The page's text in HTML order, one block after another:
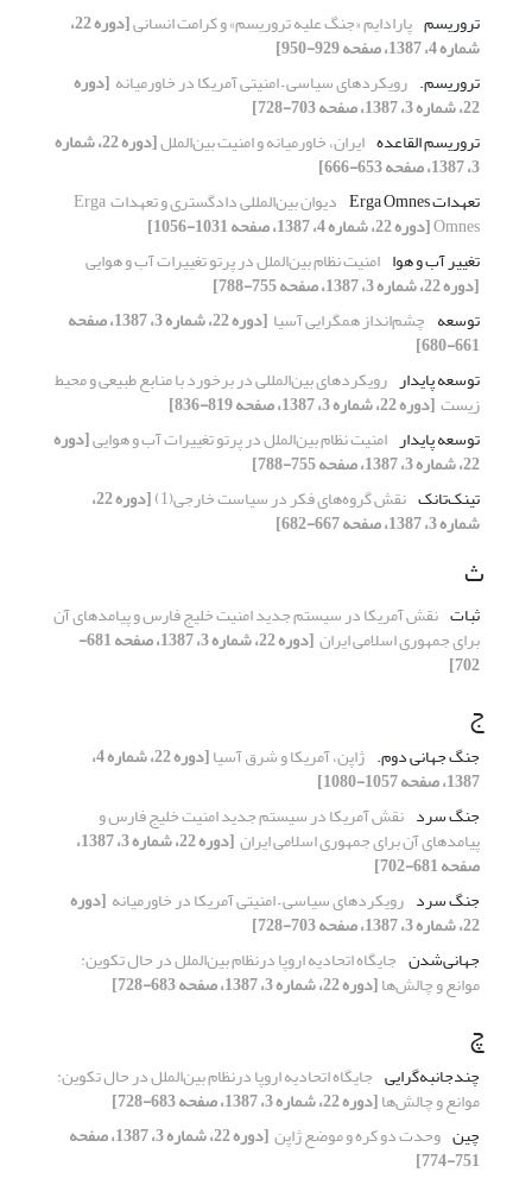
تروریسم پارادایم «جنگ علیه تروریسم» و کرامت انسانی [دوره 22،
شماره 4، 1387، صفحه 929-950]
تروریسم.‏ رویکردهای سیاسی – امنیتی آمریکا در خاورمیانه ‏ [دوره
22، شماره 3، 1387، صفحه 703-728]
تروریسم القاعده ایران، خاورمیانه و امنیت بین‌الملل [دوره 22، شماره
3، 1387، صفحه 653-666]
تعهدات ‏Erga Omnes
دیوان بین‌المللی دادگستری و تعهدات ‏ ‏Erga
Omnes[دوره 22، شماره 4، 1387، صفحه 1031-1056]
تغییر آب و هوا امنیت نظام بین‌الملل در پرتو تغییرات آب و هوایی
[دوره 22، شماره 3، 1387، صفحه 755-788]
توسعه چشم‌انداز همگرایی آسیا ‏ [دوره 22، شماره 3، 1387، صفحه
661-680]
توسعه پایدار رویکردهای بین‌المللی در برخورد با منابع طبیعی و ‏محیط
زیست ‏[دوره 22، شماره 3، 1387، صفحه 819-836]
توسعه پایدار امنیت نظام بین‌الملل در پرتو تغییرات آب و هوایی[دوره
22، شماره 3، 1387، صفحه 755-788]
تینک‌تانک نقش گروه‌های فکر در سیاست خارجی(1)‏ [دوره 22،
شماره 3، 1387، صفحه 667-682]
ث
ثبات نقش آمریکا در سیستم جدید امنیت خلیج فارس و ‏پیامدهای آن
برای جمهوری اسلامی ایران ‏ [دوره 22، شماره 3، 1387، صفحه 681-
702]
ج
جنگ جهانی دوم.‏ ژاپن، آمریکا و شرق آسیا [دوره 22، شماره 4،
1387، صفحه 1057-1080]
جنگ سرد نقش آمریکا در سیستم جدید امنیت خلیج فارس و
‏پیامدهای آن برای جمهوری اسلامی ایران ‏ [دوره 22، شماره 3، 1387،
صفحه 681-702]
جنگ سرد رویکردهای سیاسی – امنیتی آمریکا در خاورمیانه ‏ [دوره
22، شماره 3، 1387، صفحه 703-728]
جهانی‌شدن جایگاه اتحادیه اروپا درنظام بین‌الملل در حال ‏تکوین:
موانع و چالش‌ها[دوره 22، شماره 3، 1387، صفحه 683-728]
چ
چندجانبه‌گرایی جایگاه اتحادیه اروپا درنظام بین‌الملل در حال ‏تکوین:
موانع و چالش‌ها[دوره 22، شماره 3، 1387، صفحه 683-728]
چین وحدت دو کره و موضع ژاپن ‏ [دوره 22، شماره 3، 1387، صفحه
751-774]